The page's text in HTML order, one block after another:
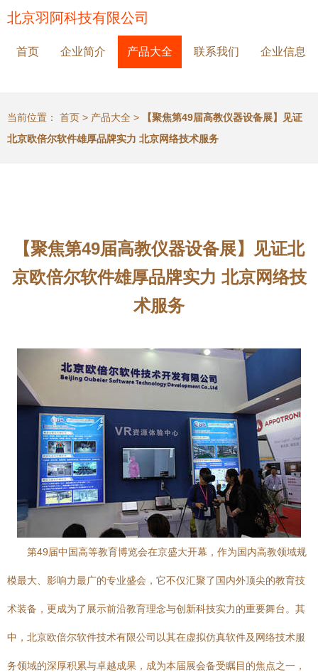
北京羽阿科技有限公司
首页 企业简介 产品大全 联系我们 企业信息
当前位置： 首页 > 产品大全 >
【聚焦第49届高教仪器设备展】见证
北京欧倍尔软件雄厚品牌实力 北京网络技术服务
【聚焦第49届高教仪器设备展】见证北
京欧倍尔软件雄厚品牌实力 北京网络技
术服务
第49届中国高等教育博览会在京盛大开幕，作为国内高教领域规
模最大、影响力最广的专业盛会，它不仅汇聚了国内外顶尖的教育技
术装备，更成为了展示前沿教育理念与创新科技实力的重要舞台。其
中，北京欧倍尔软件技术有限公司以其在虚拟仿真软件及网络技术服
务领域的深厚积累与卓越成果，成为本届展会备受瞩目的焦点之一，